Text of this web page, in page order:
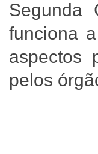
Segunda
funciona
aspectos
pelos